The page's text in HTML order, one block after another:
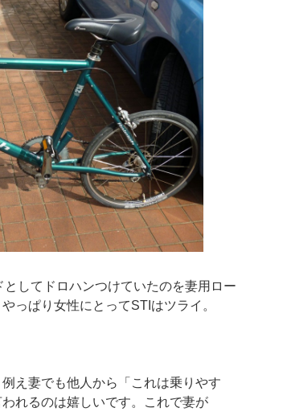
してドロハンつけていたのを妻用ロー
っぱり女性にとってSTIはツライ。
え妻でも他人から「これは乗りやす
れるのは嬉しいです。これで妻が